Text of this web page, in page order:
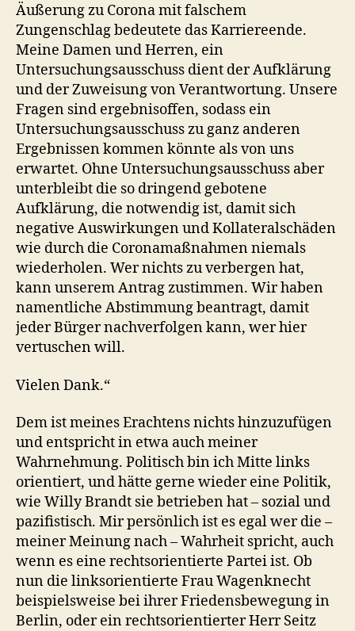
Äußerung zu Corona mit falschem
Zungenschlag bedeutete das Karriereende.
Meine Damen und Herren, ein
Untersuchungsausschuss dient der Aufklärung
und der Zuweisung von Verantwortung. Unsere
Fragen sind ergebnisoffen, sodass ein
Untersuchungsausschuss zu ganz anderen
Ergebnissen kommen könnte als von uns
erwartet. Ohne Untersuchungsausschuss aber
unterbleibt die so dringend gebotene
Aufklärung, die notwendig ist, damit sich
negative Auswirkungen und Kollateralschäden
wie durch die Coronamaßnahmen niemals
wiederholen. Wer nichts zu verbergen hat,
kann unserem Antrag zustimmen. Wir haben
namentliche Abstimmung beantragt, damit
jeder Bürger nachverfolgen kann, wer hier
vertuschen will.
Vielen Dank.“
Dem ist meines Erachtens nichts hinzuzufügen
und entspricht in etwa auch meiner
Wahrnehmung. Politisch bin ich Mitte links
orientiert, und hätte gerne wieder eine Politik,
wie Willy Brandt sie betrieben hat – sozial und
pazifistisch. Mir persönlich ist es egal wer die –
meiner Meinung nach – Wahrheit spricht, auch
wenn es eine rechtsorientierte Partei ist. Ob
nun die linksorientierte Frau Wagenknecht
beispielsweise bei ihrer Friedensbewegung in
Berlin, oder ein rechtsorientierter Herr Seitz